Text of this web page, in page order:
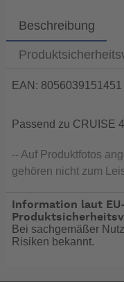
Beschreibung
EAN: 8056039151451
Passend zu CRUISE
-- Auf Produktfotos
gehören nicht zum
Information laut
Bei sachgemäßer
Risiken bekannt.